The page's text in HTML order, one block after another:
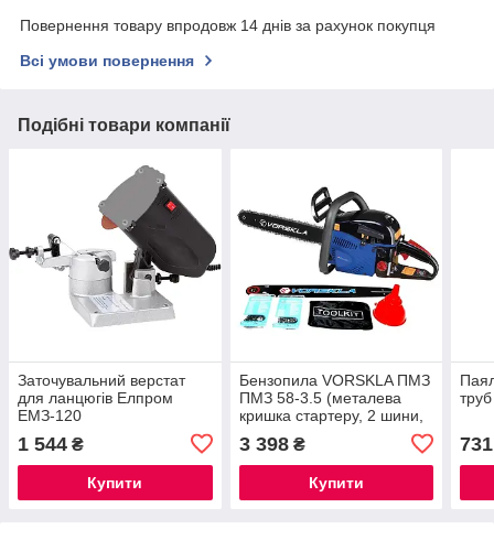
Повернення товару впродовж 14 днів за рахунок покупця
Всі умови повернення
Подібні товари компанії
Заточувальний верстат
для ланцюгів Елпром
ЕМЗ-120
1 544 ₴
Купити
Бензопила VORSKLA ПМЗ
ПМЗ 58-3.5 (металева
кришка стартеру, 2 шини,
3 398₴
Купити
731